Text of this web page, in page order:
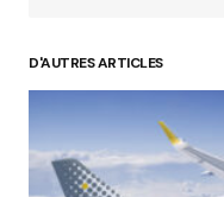
D'AUTRES ARTICLES